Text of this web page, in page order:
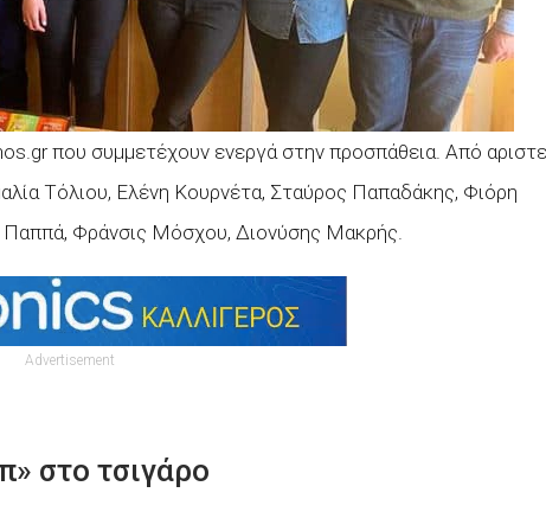
που συμμετέχουν ενεργά στην προσπάθεια. Από
Τόλιου, Ελένη Κουρνέτα, Σταύρος Παπαδάκης, Φιόρη
Φράνσις Μόσχου, Διονύσης Μακρής.
Advertisement
στο τσιγάρο